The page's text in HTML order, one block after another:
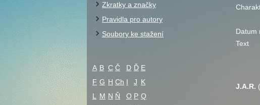
Zkratky a značky
Pravidla pro autory
Soubory ke stažení
A B C Č D Ď E
F G H Ch I J K
L
M N Ň O P Q
Datum
Text
J.A.R.